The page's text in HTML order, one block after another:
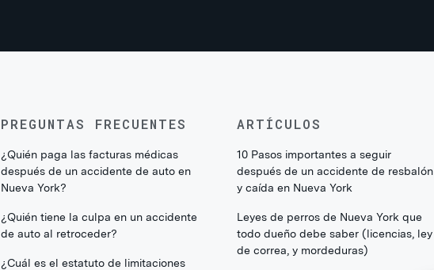
PREGUNTAS FRECUENTES
¿Quién paga las facturas médicas
después de un accidente de auto en
Nueva York?
¿Quién tiene la culpa en un accidente
de auto al retroceder?
¿Cuál es el estatuto de limitaciones
ARTÍCULOS
10 Pasos importantes a seguir
después de un accidente de resbalón
y caída en Nueva York
Leyes de perros de Nueva York que
todo dueño debe saber (licencias, ley
de correa, y mordeduras)